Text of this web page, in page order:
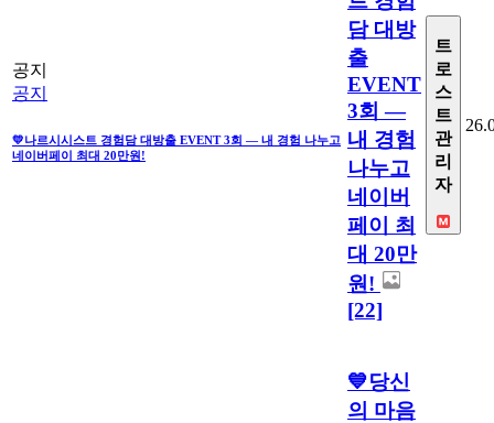
공지
공지
💛나르시시스트 경험담 대방출 EVENT 3회 — 내 경험 나누고
네이버페이 최대 20만원!
담 대방
출
EVENT
3회 —
내 경험
나누고
네이버
페이 최
대 20만
원!
[22]
트
로
스
트
관
리
자
💙당신
의 마음